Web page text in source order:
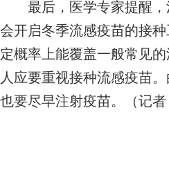
最后，医学专家提醒，
会开启冬季流感疫苗的接
定概率上能覆盖一般常见
人应要重视接种流感疫苗
也要尽早注射疫苗。（记者